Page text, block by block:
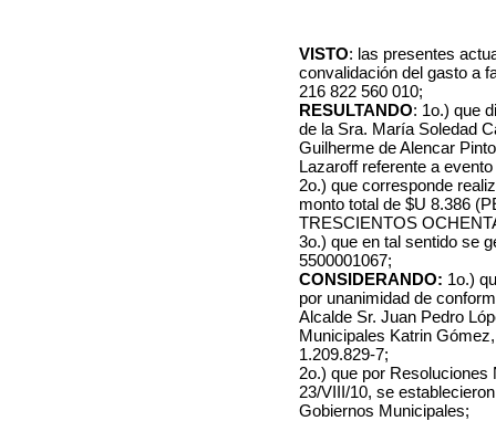
VISTO: las presentes
convalidación del gasto a
216 822 560 010;
RESULTANDO: 1o.) que
de la Sra. María Soledad
Guilherme de Alencar
Lazaroff referente a
2o.) que corresponde
monto total de $U 8.386
TRESCIENTOS
3o.) que en tal sentido se
5500001067;
CONSIDERANDO: 1o.)
por unanimidad de
Alcalde Sr. Juan Pedro
Municipales Katrin
1.209.829-7;
2o.) que por Resoluciones
23/VIII/10, se
Gobiernos Municipales;